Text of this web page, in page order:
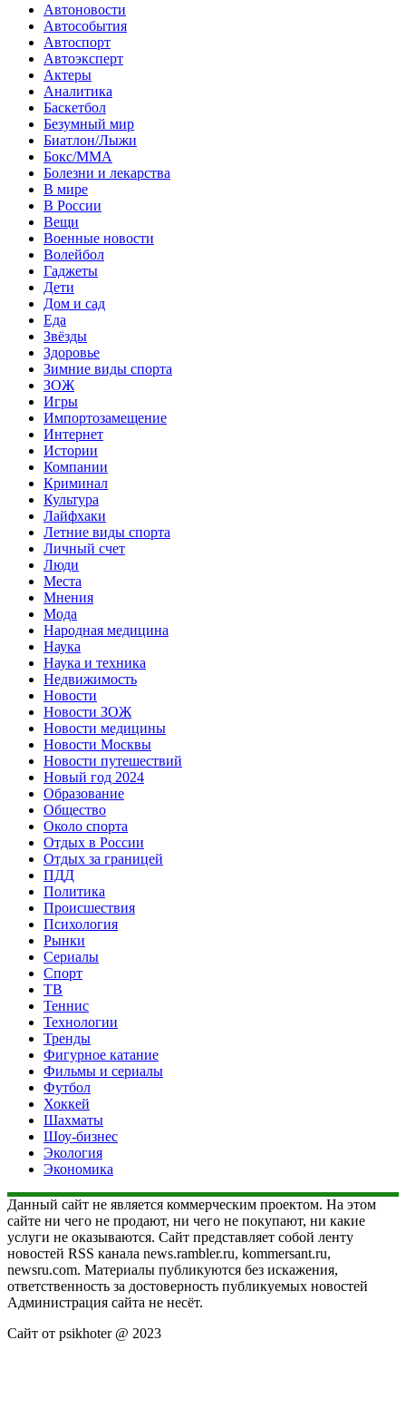
Автоновости
Автособытия
Автоспорт
Автоэксперт
Актеры
Аналитика
Баскетбол
Безумный мир
Биатлон/Лыжи
Бокс/MMA
Болезни и лекарства
В мире
В России
Вещи
Военные новости
Волейбол
Гаджеты
Дети
Дом и сад
Еда
Звёзды
Здоровье
Зимние виды спорта
ЗОЖ
Игры
Импортозамещение
Интернет
Истории
Компании
Криминал
Культура
Лайфхаки
Летние виды спорта
Личный счет
Люди
Места
Мнения
Мода
Народная медицина
Наука
Наука и техника
Недвижимость
Новости
Новости ЗОЖ
Новости медицины
Новости Москвы
Новости путешествий
Новый год 2024
Образование
Общество
Около спорта
Отдых в России
Отдых за границей
ПДД
Политика
Происшествия
Психология
Рынки
Сериалы
Спорт
ТВ
Теннис
Технологии
Тренды
Фигурное катание
Фильмы и сериалы
Футбол
Хоккей
Шахматы
Шоу-бизнес
Экология
Экономика
Данный сайт не является коммерческим проектом. На этом
сайте ни чего не продают, ни чего не покупают, ни какие
услуги не оказываются. Сайт представляет собой ленту
новостей RSS канала news.rambler.ru, kommersant.ru,
newsru.com. Материалы публикуются без искажения,
ответственность за достоверность публикуемых новостей
Администрация сайта не несёт.
Сайт от psikhoter @ 2023